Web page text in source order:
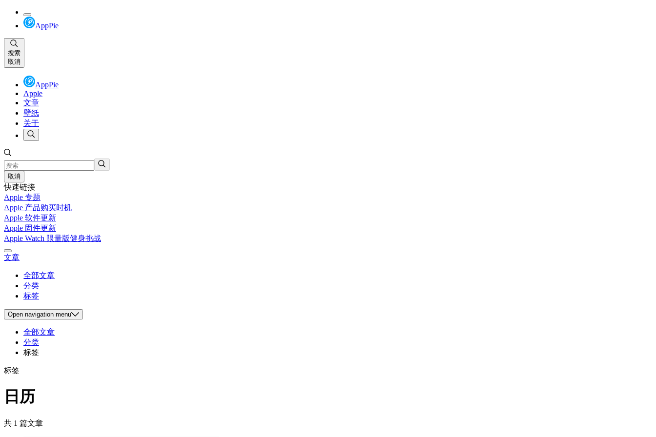
AppPie
搜索
取消
AppPie
Apple
文章
壁纸
关于
取消
快速链接
Apple 专题
Apple 产品购买时机
Apple 软件更新
Apple 固件更新
Apple Watch 限量版健身挑战
文章
全部文章
分类
标签
Open navigation menu
全部文章
分类
标签
标签
日历
共 1 篇文章